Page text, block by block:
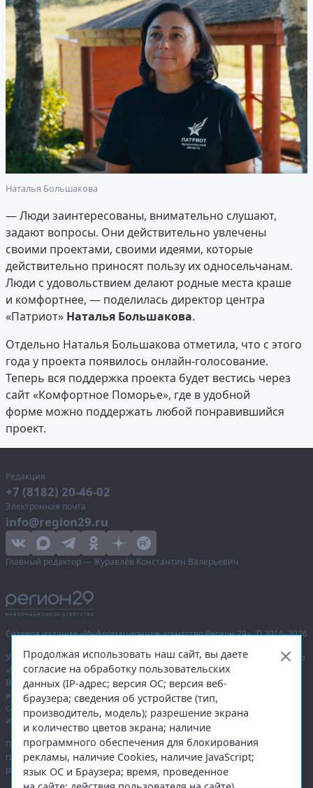
Наталья Большакова
— Люди заинтересованы, внимательно слушают,
задают вопросы. Они действительно увлечены
своими проектами, своими идеями, которые
действительно приносят пользу их односельчанам.
Люди с удовольствием делают родные места краше
и комфортнее, — поделилась директор центра
«Патриот» Наталья Большакова.
Отдельно Наталья Большакова отметила, что с этого
года у проекта появилось онлайн-голосование.
Теперь вся поддержка проекта будет вестись через
сайт «Комфортное Поморье», где в удобной
форме можно поддержать любой понравившийся
проект.
Редакция
+7 (8182) 20-46-02
Электронная почта
info@region29.ru
Главный редактор — Журавлёв Константин Валерьевич
Сетевое издание «Информационное агентство Регион 29»,© 2016–2026
Учредитель — общество с ограниченной ответственностью «Агентство
«Правда Севера».
Выписка из реестра зарегистрированных средств массовой
информации:ЭЛ № ФС 77-74226от 09.11.2018 выдано Федеральной
службой по надзору в сфере связи, информационных технологий
и массовых коммуникаций (Роскомнадзор).
При полном или частичном использовании любых материалов
гиперссылка на region29.ru обязательна. Копирование материалов без
разрешения администрации сайта запрещено.
Продолжая использовать наш сайт, вы даете
согласие на обработку пользовательских
данных (IP-адрес; версия ОС; версия веб-
браузера; сведения об устройстве (тип,
производитель, модель); разрешение экрана
и количество цветов экрана; наличие
программного обеспечения для блокирования
рекламы, наличие Cookies, наличие JavaScript;
язык ОС и Браузера; время, проведенное